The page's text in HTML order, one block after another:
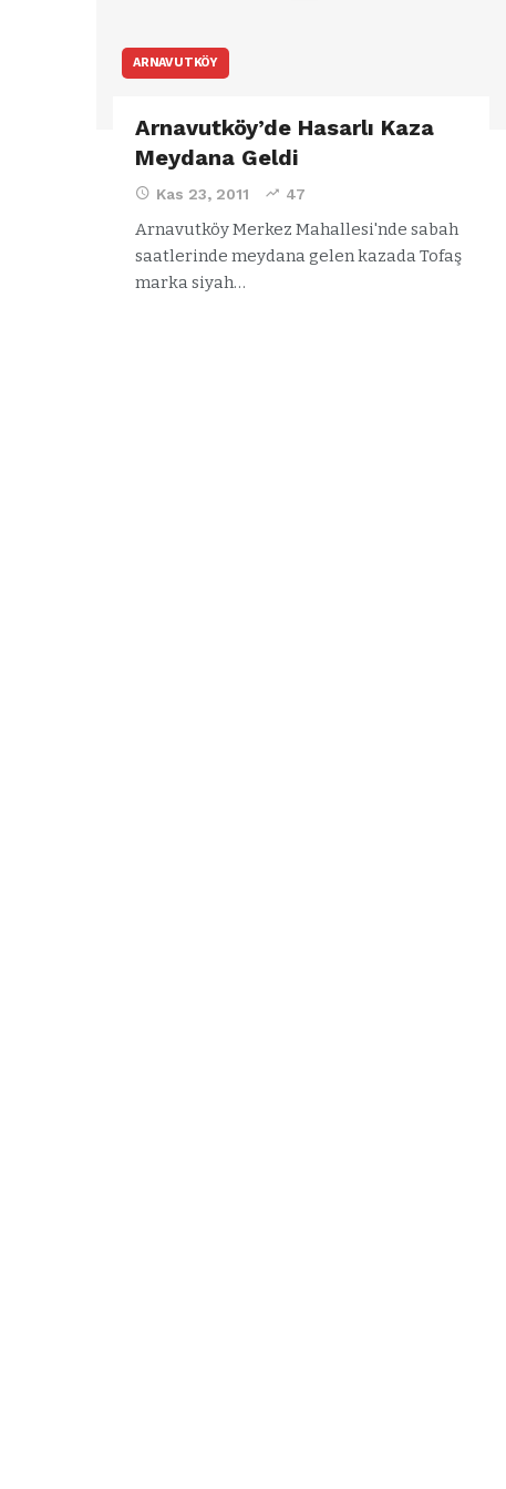
ARNAVUTKÖY
Arnavutköy’de Hasarlı Kaza
Meydana Geldi
Kas 23, 2011 47
Arnavutköy Merkez Mahallesi'nde sabah
saatlerinde meydana gelen kazada Tofaş
marka siyah…